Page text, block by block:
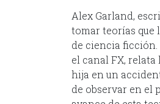
Alex Garland,
tomar teorías que
de ciencia ficción.
el canal FX,
hija en un
de observar en el